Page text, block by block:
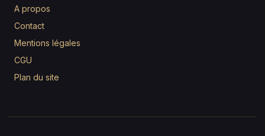
A propos
Contact
Mentions légales
CGU
Plan du site